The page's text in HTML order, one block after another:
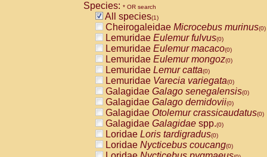
Species: * OR search
All species(1)
Cheirogaleidae Microcebus murinus(0)
Lemuridae Eulemur fulvus(0)
Lemuridae Eulemur macaco(0)
Lemuridae Eulemur mongoz(0)
Lemuridae Lemur catta(0)
Lemuridae Varecia variegata(0)
Galagidae Galago senegalensis(0)
Galagidae Galago demidovii(0)
Galagidae Otolemur crassicaudatus(0)
Galagidae Galagidae spp.(0)
Loridae Loris tardigradus(0)
Loridae Nycticebus coucang(0)